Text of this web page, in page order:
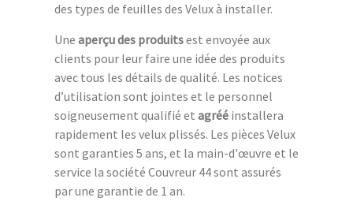
des types de feuilles des Velux à installer.
Une aperçu des produitsest envoyée aux
clients pour leur faire une idée des produits
avec tous les détails de qualité. Les notices
d’utilisation sont jointes et le personnel
soigneusement qualifié et agréé installera
rapidement les velux plissés. Les pièces Velux
sont garanties 5 ans, et la main-d'œuvre et le
service la société Couvreur 44 sont assurés
par une garantie de 1 an.